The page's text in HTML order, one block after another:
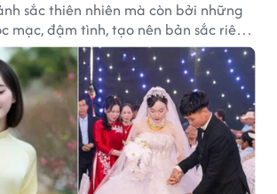
sắc thiên nhiên mà còn bởi những
mạc, đậm tình, tạo nên bản sắc riêng
Nghệ.